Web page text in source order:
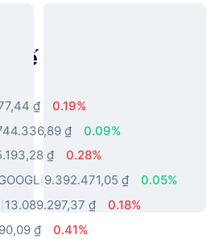
thế giới thực phổ
₫
0.19%
₫
0.09%
₫
0.28%
9.392.471,05 ₫
0.05%
13.089.297,37 ₫
0.18%
₫
0.41%